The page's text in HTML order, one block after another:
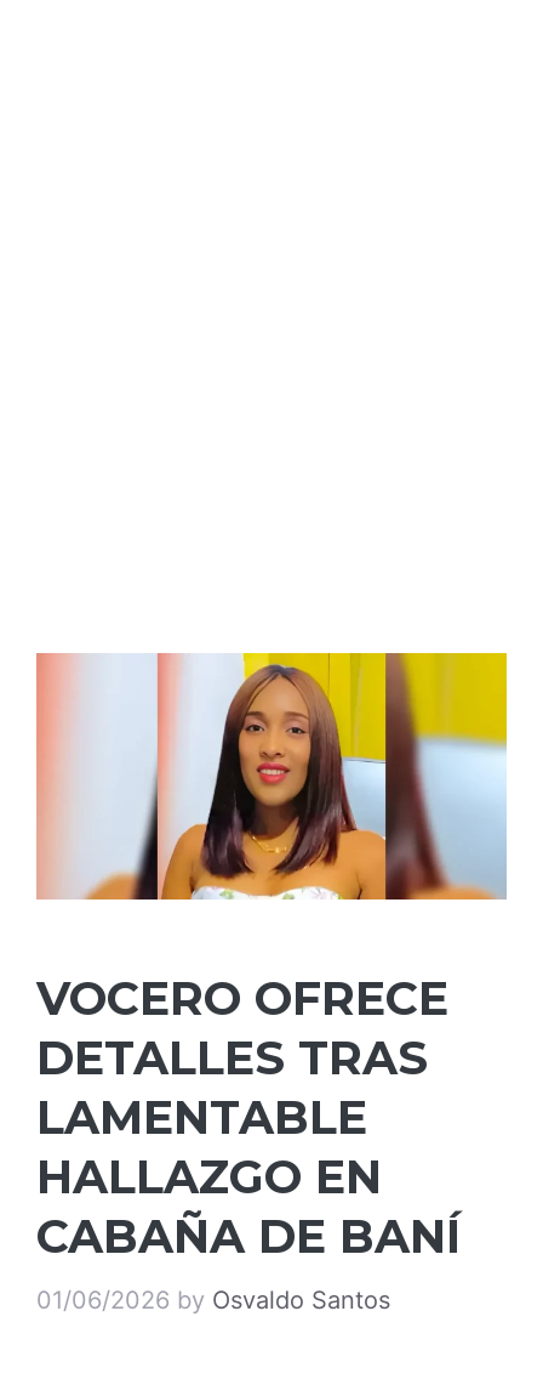
VOCERO OFRECE
DETALLES TRAS
LAMENTABLE
HALLAZGO EN
CABAÑA DE BANÍ
01/06/2026 by Osvaldo Santos